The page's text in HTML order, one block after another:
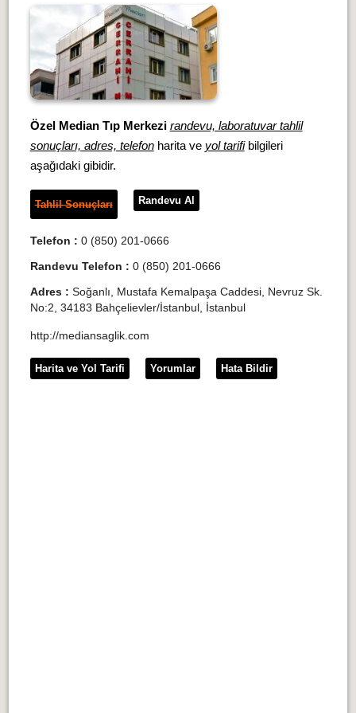
Özel Median Tıp Merkezi randevu, laboratuvar tahlil
sonuçları, adres, telefonharita ve yol tarifibilgileri
aşağıdaki gibidir.
Tahlil Sonuçları Randevu Al
Telefon : 0 (850) 201-0666
Randevu Telefon : 0 (850) 201-0666
Adres : Soğanlı, Mustafa Kemalpaşa Caddesi, Nevruz Sk.
No:2, 34183 Bahçelievler/İstanbul, İstanbul
http://mediansaglik.com
Harita ve Yol Tarifi Yorumlar Hata Bildir